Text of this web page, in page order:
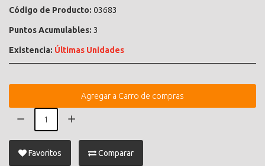
Código de Producto: 03683
Puntos Acumulables: 3
Existencia: Últimas Unidades
Agregar a Carro de compras
Favoritos Comparar